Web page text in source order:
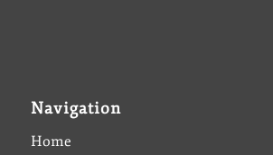
Navigation
Home